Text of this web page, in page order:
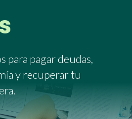
para pagar deudas,
y recuperar tu